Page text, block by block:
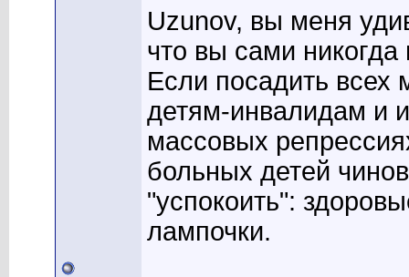
Uzunov, вы меня
что вы сами
Если посадить всех
детям-инвалидам и
массовых
больных детей
"успокоить":
лампочки.